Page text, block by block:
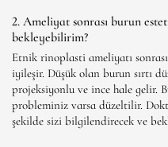
2. Ameliyat sonrası burun
bekleyebilirim?
Etnik rinoplasti ameliyatı
iyileşir. Düşük olan burun sırtı
projeksiyonlu ve ince hale gelir.
probleminiz varsa düzeltilir.
şekilde sizi bilgilendirecek ve